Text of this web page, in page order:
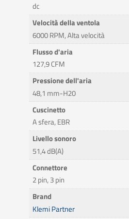
dc
Velocità della ventola
6000 RPM, Alta velocità
Flusso d'aria
127,9 CFM
Pressione dell'aria
48,1 mm-H20
Cuscinetto
A sfera, EBR
Livello sonoro
51,4 dB(A)
Connettore
2 pin, 3 pin
Brand
Klemi Partner